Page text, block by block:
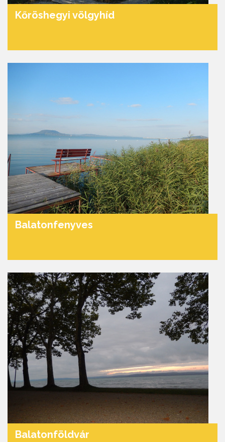
Kőröshegyi völgyhíd
Balatonfenyves
Balatonföldvár